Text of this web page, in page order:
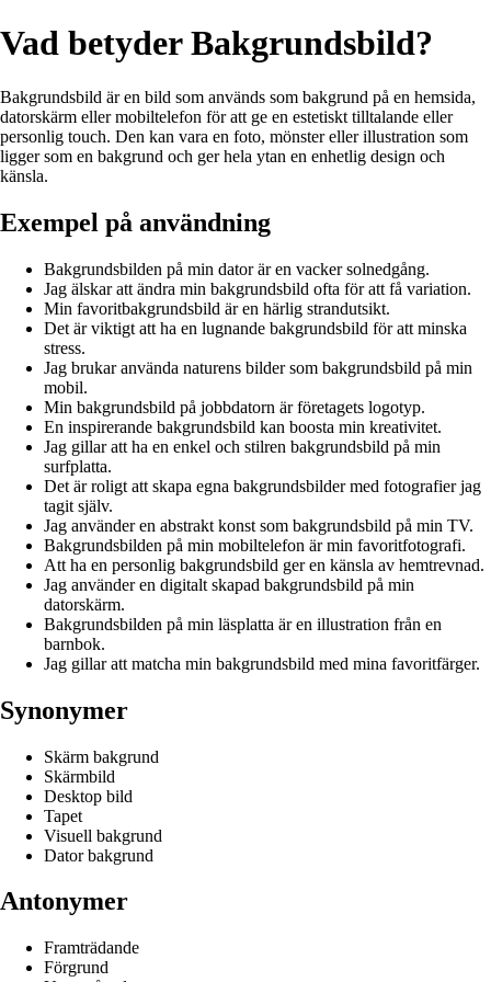
Vad betyder Bakgrundsbild?
Bakgrundsbild är en bild som används som bakgrund på en hemsida,
datorskärm eller mobiltelefon för att ge en estetiskt tilltalande eller
personlig touch. Den kan vara en foto, mönster eller illustration som
ligger som en bakgrund och ger hela ytan en enhetlig design och
känsla.
Exempel på användning
Bakgrundsbilden på min dator är en vacker solnedgång.
Jag älskar att ändra min bakgrundsbild ofta för att få variation.
Min favoritbakgrundsbild är en härlig strandutsikt.
Det är viktigt att ha en lugnande bakgrundsbild för att minska
stress.
Jag brukar använda naturens bilder som bakgrundsbild på min
mobil.
Min bakgrundsbild på jobbdatorn är företagets logotyp.
En inspirerande bakgrundsbild kan boosta min kreativitet.
Jag gillar att ha en enkel och stilren bakgrundsbild på min
surfplatta.
Det är roligt att skapa egna bakgrundsbilder med fotografier jag
tagit själv.
Jag använder en abstrakt konst som bakgrundsbild på min TV.
Bakgrundsbilden på min mobiltelefon är min favoritfotografi.
Att ha en personlig bakgrundsbild ger en känsla av hemtrevnad.
Jag använder en digitalt skapad bakgrundsbild på min
datorskärm.
Bakgrundsbilden på min läsplatta är en illustration från en
barnbok.
Jag gillar att matcha min bakgrundsbild med mina favoritfärger.
Synonymer
Skärm bakgrund
Skärmbild
Desktop bild
Tapet
Visuell bakgrund
Dator bakgrund
Antonymer
Framträdande
Förgrund